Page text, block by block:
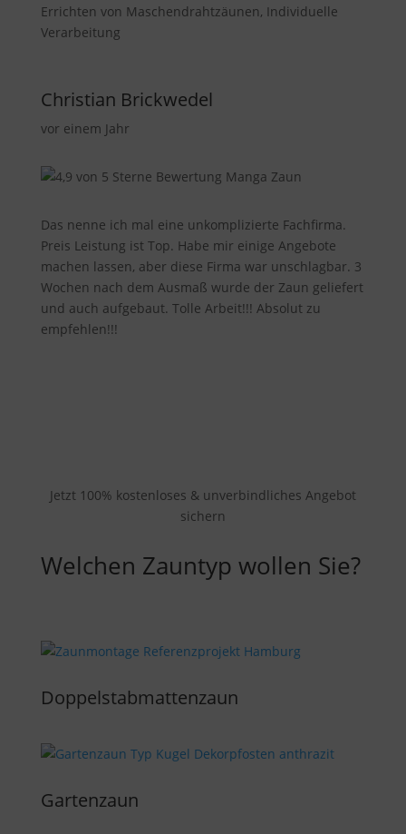
Errichten von Maschendrahtzäunen, Individuelle
Verarbeitung
Christian Brickwedel
vor einem Jahr
Das nenne ich mal eine unkomplizierte Fachfirma.
Preis Leistung ist Top. Habe mir einige Angebote
machen lassen, aber diese Firma war unschlagbar. 3
Wochen nach dem Ausmaß wurde der Zaun geliefert
und auch aufgebaut. Tolle Arbeit!!! Absolut zu
empfehlen!!!
Jetzt 100% kostenloses & unverbindliches Angebot
sichern
Welchen Zauntyp wollen Sie?
Doppelstabmattenzaun
Gartenzaun